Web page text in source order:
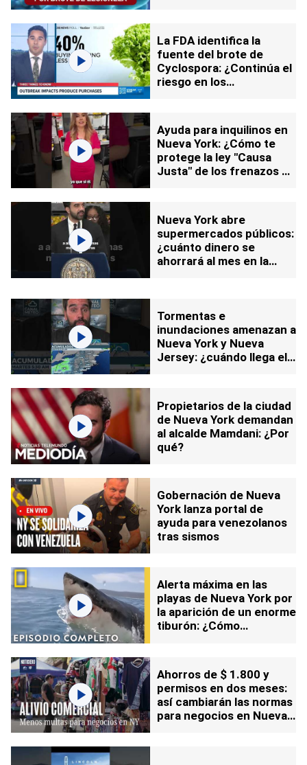
La FDA identifica la
fuente del brote de
Cyclospora: ¿Continúa el
riesgo en los
Ayuda para inquilinos en
Nueva York: ¿Cómo te
protege la ley "Causa
Justa" de los frenazos de
Nueva York abre
supermercados públicos:
¿cuánto dinero se
ahorrará al mes en la
Tormentas e
inundaciones amenazan a
Nueva York y Nueva
Jersey: ¿cuándo llega el
Propietarios de la ciudad
de Nueva York demandan
al alcalde Mamdani: ¿Por
qué?
Gobernación de Nueva
York lanza portal de
ayuda para venezolanos
tras sismos
Alerta máxima en las
playas de Nueva York por
la aparición de un enorme
tiburón: ¿Cómo
Ahorros de $ 1.800 y
permisos en dos meses:
así cambiarán las normas
para negocios en Nueva